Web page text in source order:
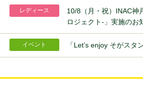
レディース
10/8（月・祝）INAC神
ロジェクト-」実施のお
イベント 「Let’s enjoy そがス